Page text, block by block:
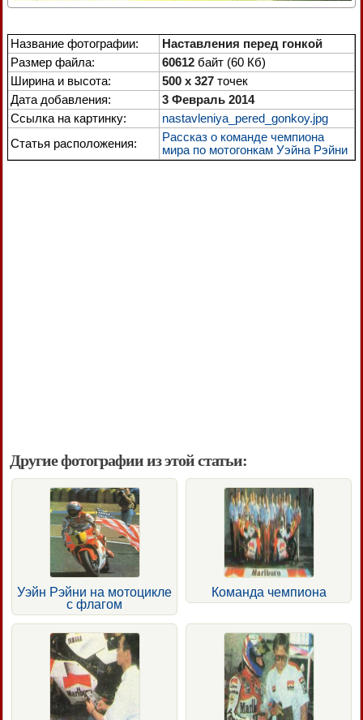
Название фотографии:
Наставления перед гонкой
Размер файла:
60612 байт (60 Кб)
Ширина и высота:
500 x 327 точек
Дата добавления:
3 Февраль 2014
Ссылка на картинку:
nastavleniya_pered_gonkoy.jpg
Статья расположения:
Рассказ о команде чемпиона
мира по мотогонкам Уэйна Рэйни
Другие фотографии из этой статьи:
Уэйн Рэйни на мотоцикле
с флагом
Команда чемпиона